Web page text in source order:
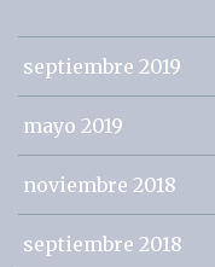
septiembre 2019
mayo 2019
noviembre 2018
septiembre 2018